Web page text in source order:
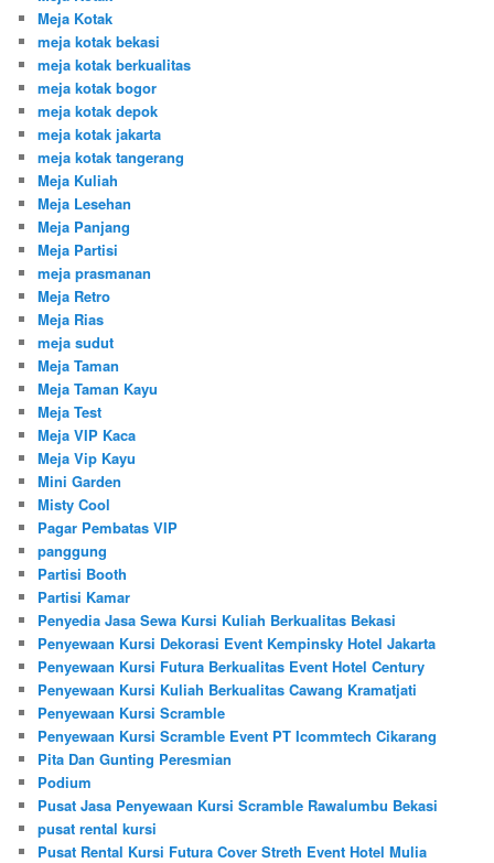
Meja Kotak
meja kotak bekasi
meja kotak berkualitas
meja kotak bogor
meja kotak depok
meja kotak jakarta
meja kotak tangerang
Meja Kuliah
Meja Lesehan
Meja Panjang
Meja Partisi
meja prasmanan
Meja Retro
Meja Rias
meja sudut
Meja Taman
Meja Taman Kayu
Meja Test
Meja VIP Kaca
Meja Vip Kayu
Mini Garden
Misty Cool
Pagar Pembatas VIP
panggung
Partisi Booth
Partisi Kamar
Penyedia Jasa Sewa Kursi Kuliah Berkualitas Bekasi
Penyewaan Kursi Dekorasi Event Kempinsky Hotel Jakarta
Penyewaan Kursi Futura Berkualitas Event Hotel Century
Penyewaan Kursi Kuliah Berkualitas Cawang Kramatjati
Penyewaan Kursi Scramble
Penyewaan Kursi Scramble Event PT Icommtech Cikarang
Pita Dan Gunting Peresmian
Podium
Pusat Jasa Penyewaan Kursi Scramble Rawalumbu Bekasi
pusat rental kursi
Pusat Rental Kursi Futura Cover Streth Event Hotel Mulia